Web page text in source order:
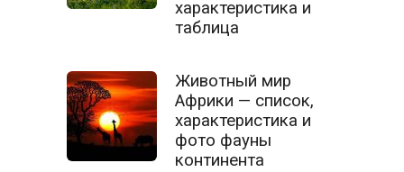
характеристика и
таблица
Животный мир
Африки — список,
характеристика и
фото фауны
континента